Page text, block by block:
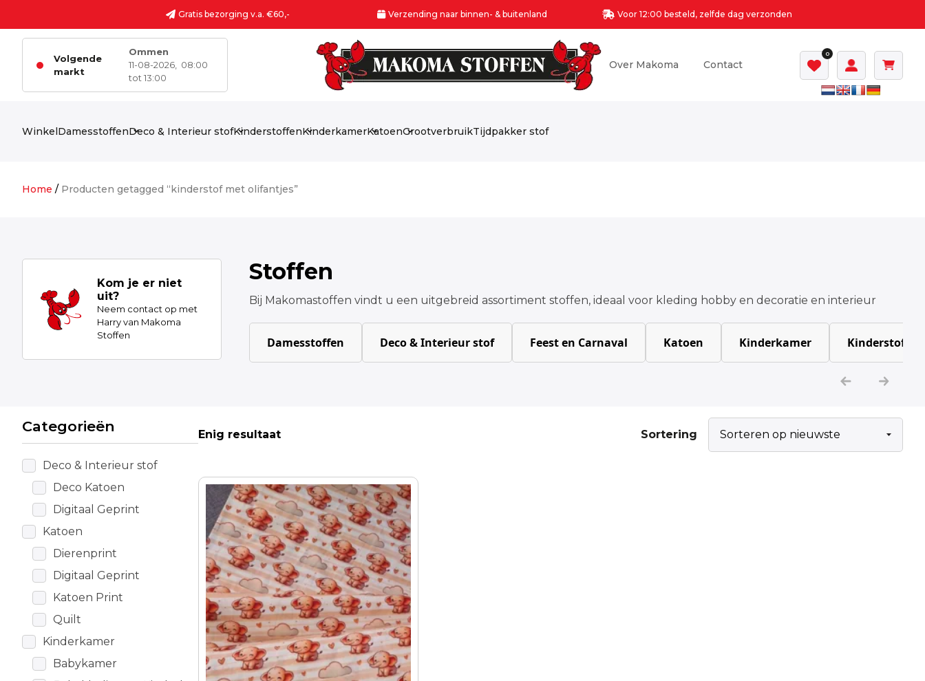
Gratis bezorging v.a. €60,- Verzending naar binnen- & buitenland Voor 12:00 besteld, zelfde dag verzonden
Volgende
markt
Ommen
11-08-2026,
08:00
tot 13:00
Over Makoma Contact
0
WinkelDamesstoffenDeco & Interieur stofKinderstoffenKinderkamerKatoenGrootverbruikTijdpakker stof
Home / Producten getagged “kinderstof met olifantjes”
Kom je er niet
uit?
Neem contact op met
Harry van Makoma
Stoffen
Stoffen
Bij Makomastoffen vindt u een uitgebreid assortiment stoffen, ideaal voor kleding hobby en decoratie en interieur
Damesstoffen Deco & Interieur stof Feest en Carnaval Katoen Kinderkamer Kinderstoffen
Categorieën
Deco & Interieur stof
Deco Katoen
Digitaal Geprint
Katoen
Dierenprint
Digitaal Geprint
Katoen Print
Quilt
Kinderkamer
Babykamer
Enig resultaat Sortering